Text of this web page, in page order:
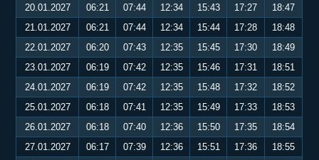
20.01.2027
06:21 07:44 12:34 15:43 17:27
18:47
21.01.2027
06:21 07:44 12:34 15:44 17:28
18:48
22.01.2027
06:20 07:43 12:35 15:45 17:30
18:49
23.01.2027
06:19 07:42 12:35 15:46 17:31
18:51
24.01.2027
06:19 07:42 12:35 15:48 17:32
18:52
25.01.2027
06:18 07:41 12:35 15:49 17:33
18:53
26.01.2027
06:18 07:40 12:36 15:50 17:35
18:54
27.01.2027
06:17 07:39 12:36 15:51 17:36
18:55